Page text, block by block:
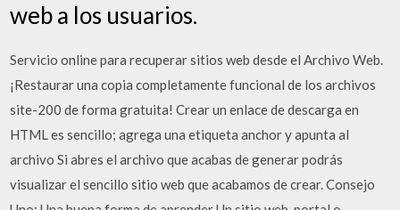
web a los usuarios.
Servicio online para recuperar sitios web desde el Archivo Web.
¡Restaurar una copia completamente funcional de los archivos
site-200 de forma gratuita! Crear un enlace de descarga en
HTML es sencillo; agrega una etiqueta anchor y apunta al
archivo Si abres el archivo que acabas de generar podrás
visualizar el sencillo sitio web que acabamos de crear. Consejo